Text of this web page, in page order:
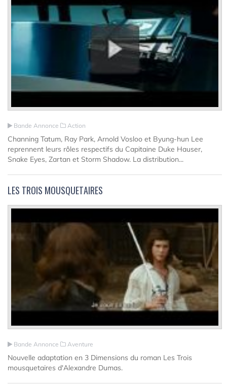
Bande Annonce Action
Channing Tatum, Ray Park, Arnold Vosloo et Byung-hun Lee
reprennent leurs rôles respectifs du Capitaine Duke Hauser,
Snake Eyes, Zartan et Storm Shadow. La distribution...
LES TROIS MOUSQUETAIRES
Bande Annonce Aventure
Nouvelle adaptation en 3 Dimensions du roman Les Trois
mousquetaires d'Alexandre Dumas.